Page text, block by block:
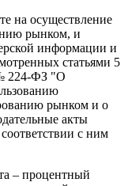
на осуществление
рынком, и
информации и
статьями 5
№ 224-ФЗ "О
рынком и о
акты
с ним
– процентный